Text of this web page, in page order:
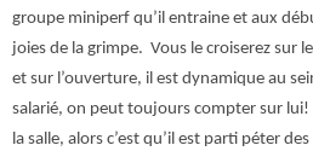
groupe miniperf qu’il entraine et aux
joies de la grimpe. Vous le croiserez sur
et sur l’ouverture, il est dynamique au
salarié, on peut toujours compter sur lui!
la salle, alors c’est qu’il est parti péter